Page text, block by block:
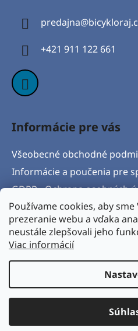
Používame cookies, aby
prezeranie webu a vďaka
neustále zlepšovali jeho
Viac informácií
predajna@
+421 911 122 661
Informácie pre vás
Všeobecné obchodné
Informácie a poučenia pre
GDPR - Ochrana osobných
Formulár na odstúpenie od
Postup pri vytknutí vady
protokol
Vytvoril
vyhradené.Upraviť